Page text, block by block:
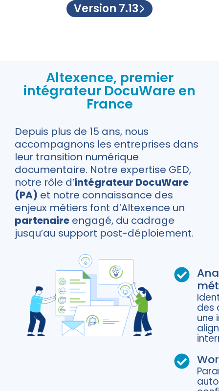
Version 7.13
Altexence, premier
intégrateur DocuWare en
France
Depuis plus de 15 ans, nous
accompagnons les entreprises dans
leur transition numérique
documentaire. Notre expertise GED,
notre rôle d’intégrateur DocuWare
(PA) et notre connaissance des
enjeux métiers font d’Altexence un
partenaire engagé, du cadrage
jusqu’au support post-déploiement.
des
une